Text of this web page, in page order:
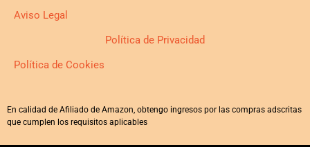
Aviso Legal
Política de Privacidad
Política de Cookies
En calidad de Afiliado de Amazon, obtengo ingresos por las compras adscritas
que cumplen los requisitos aplicables